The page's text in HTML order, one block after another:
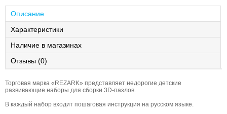
Описание
Характеристики
Наличие в магазинах
Отзывы (0)
Торговая марка «REZARK» представляет недорогие детские
развивающие наборы для сборки 3D-пазлов.
В каждый набор входит пошаговая инструкция на русском языке.